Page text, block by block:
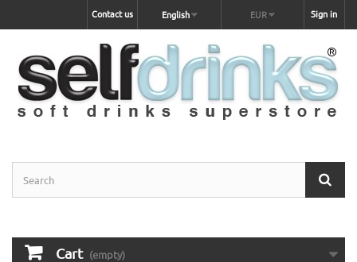
Sign in
EUR
English
Contact us
Cart (empty)